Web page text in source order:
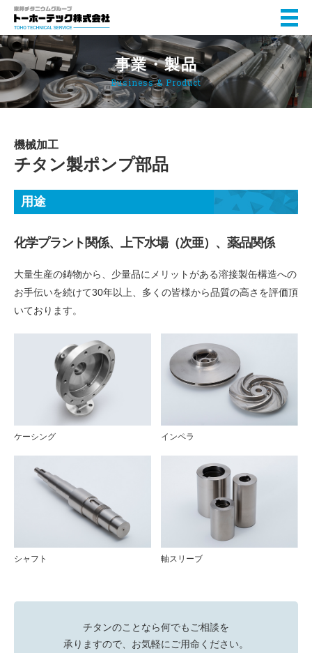
事業・製品
Business & Product
機械加工
チタン製ポンプ部品
用途
化学プラント関係、上下水場（次亜）、薬品関係
大量生産の鋳物から、少量品にメリットがある溶接製缶構造への
お手伝いを続けて30年以上、多くの皆様から品質の高さを評価頂
いております。
ケーシング インペラ
シャフト 軸スリーブ
チタンのことなら何でもご相談を
承りますので、お気軽にご用命ください。